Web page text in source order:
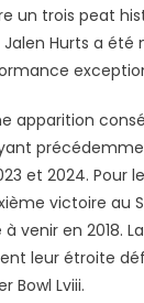
un trois peat
Jalen Hurts a été
apparition
et 2024. Pour
victoire au
venir en 2018.
leur étroite
Bowl Lviii.